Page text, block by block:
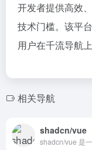
开发者提供高效
技术门槛。该平
用户在千流导航
相关导航
shadcn/vue